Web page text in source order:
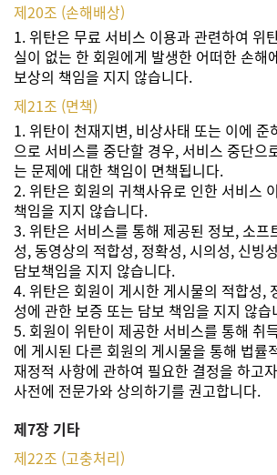
제20조 (손해배상)
1. 위탄은 무료 서비스 이용과 관련하여 위
실이 없는 한 회원에게 발생한 어떠한 손해
보상의 책임을 지지 않습니다.
제21조 (면책)
1. 위탄이 천재지변, 비상사태 또는 이에 준
으로 서비스를 중단할 경우, 서비스 중단으
는 문제에 대한 책임이 면책됩니다.
2. 위탄은 회원의 귀책사유로 인한 서비스
책임을 지지 않습니다.
3. 위탄은 서비스를 통해 제공된 정보, 소프
성, 동영상의 적합성, 정확성, 시의성, 신빙
담보책임을 지지 않습니다.
4. 위탄은 회원이 게시한 게시물의 적합성,
성에 관한 보증 또는 담보 책임을 지지 않습
5. 회원이 위탄이 제공한 서비스를 통해 취
에 게시된 다른 회원의 게시물을 통해 법률
재정적 사항에 관하여 필요한 결정을 하고
사전에 전문가와 상의하기를 권고합니다.
제7장 기타
제22조 (고충처리)